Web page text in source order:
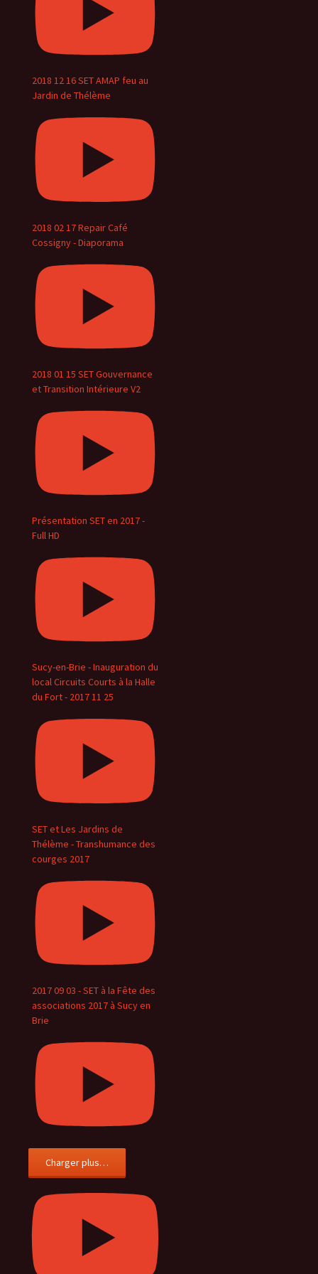
2018 12 16 SET AMAP feu au
Jardin de Thélème
2018 02 17 Repair Café
Cossigny - Diaporama
2018 01 15 SET Gouvernance
et Transition Intérieure V2
Présentation SET en 2017 -
Full HD
Sucy-en-Brie - Inauguration du
local Circuits Courts à la Halle
du Fort - 2017 11 25
SET et Les Jardins de
Thélème - Transhumance des
courges 2017
2017 09 03 - SET à la Fête des
associations 2017 à Sucy en
Brie
Charger plus…